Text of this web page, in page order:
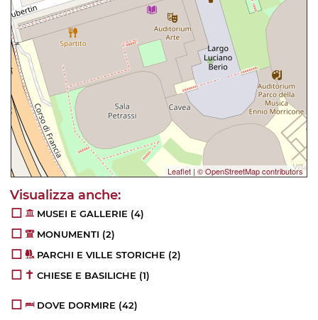
Leaflet | © OpenStreetMap contributors
MUSEI E GALLERIE (4)
MONUMENTI (2)
PARCHI E VILLE STORICHE (2)
CHIESE E BASILICHE (1)
DOVE DORMIRE (42)